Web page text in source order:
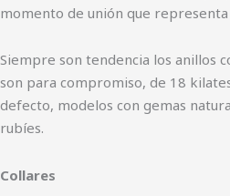
momento de unión que representa
Siempre son tendencia los anillos
son para compromiso, de 18
defecto, modelos con gemas
rubíes.
Collares